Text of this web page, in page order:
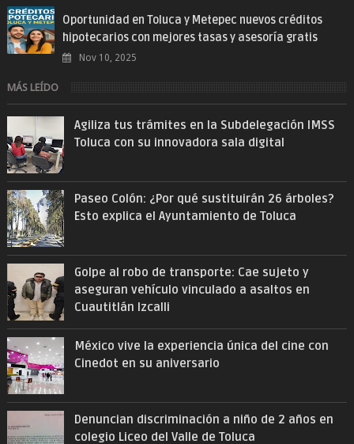
Oportunidad en Toluca y Metepec nuevos créditos
hipotecarios con mejores tasas y asesoría gratis
Nov 10, 2025
MÁS LEÍDO
Agiliza tus trámites en la Subdelegación IMSS
Toluca con su innovadora sala digital
Paseo Colón: ¿Por qué sustituirán 26 árboles?
Esto explica el Ayuntamiento de Toluca
Golpe al robo de transporte: Cae sujeto y
aseguran vehículo vinculado a asaltos en
Cuautitlán Izcalli
México vive la experiencia única del cine con
Cinedot en su aniversario
Denuncian discriminación a niño de 2 años en
colegio Liceo del Valle de Toluca